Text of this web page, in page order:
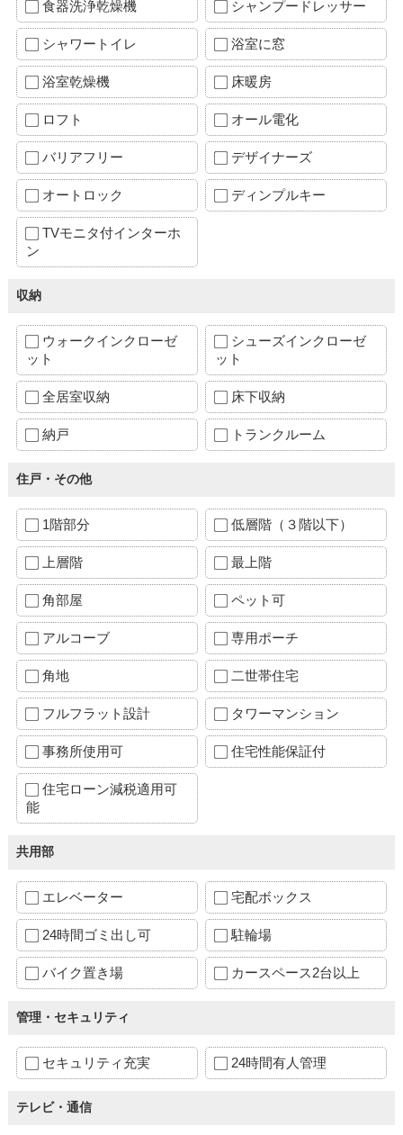
食器洗浄乾燥機 シャンプードレッサー
シャワートイレ 浴室に窓
浴室乾燥機 床暖房
ロフト オール電化
バリアフリー デザイナーズ
オートロック ディンプルキー
TVモニタ付インターホ
ン
収納
ウォークインクローゼ
ット
シューズインクローゼ
ット
全居室収納 床下収納
納戸 トランクルーム
住戸・その他
1階部分 低層階（３階以下）
上層階 最上階
角部屋 ペット可
アルコーブ 専用ポーチ
角地 二世帯住宅
フルフラット設計 タワーマンション
事務所使用可 住宅性能保証付
住宅ローン減税適用可
能
共用部
エレベーター 宅配ボックス
24時間ゴミ出し可 駐輪場
バイク置き場 カースペース2台以上
管理・セキュリティ
セキュリティ充実 24時間有人管理
テレビ・通信